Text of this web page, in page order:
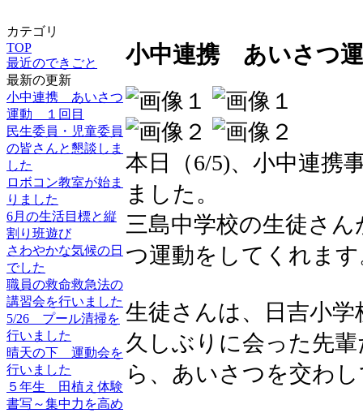
カテゴリ
TOP
最近のできごと
最新の更新
小中連携 あいさつ
運動 １回目
民生委員・児童委員
の皆さんと懇談しま
した
ロボコン教室が始ま
りました
6月の生活目標と縦
割り班遊び
さわやかな気候の日
でした
職員の救命救急法の
講習会を行いました
5/26 プール清掃を
行いました
晴天の下 運動会を
行いました
５年生 田植え体験
書写～集中力を高め
小中連携 あいさつ
本日（6/5)、小中連携
ました。
三島中学校の生徒さ
つ運動をしてくれま
生徒さんは、日吉小
久しぶりに会った先
ら、あいさつを交わ